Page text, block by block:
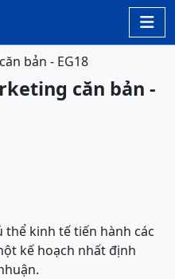

bản - EG18
căn bản -
kinh tế tiến hành các
kế hoạch nhất định